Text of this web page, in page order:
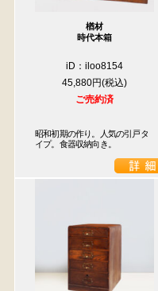
楢材
時代本箱
iD：iloo8154
45,880円
ご売約済
昭和初期の作り。人気の引戸タ
イプ。食器収納向き。